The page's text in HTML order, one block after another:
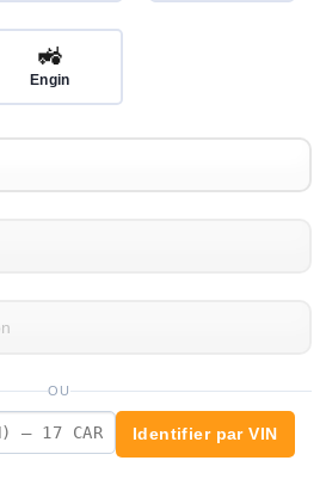
🚜
Engin
OU
Identifier par VIN